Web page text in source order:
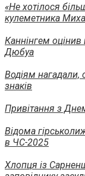
«Не хотілося
кулеметника
Каннінгем
Дюбуа
Водіям нагадали,
знаків
Привітання з
Відома
в ЧС-2025
Хлопця із